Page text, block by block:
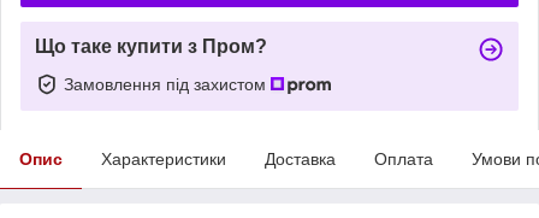
Що таке купити з Пром?
Замовлення під захистом
Опис Характеристики Доставка Оплата Умови